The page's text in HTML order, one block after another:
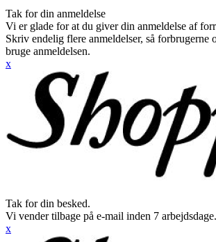
Tak for din anmeldelse
Vi er glade for at du giver din anmeldelse af
Skriv endelig flere anmeldelser, så forbrugerne
bruge anmeldelsen.
x
Tak for din besked.
Vi vender tilbage på e-mail inden 7 arbejdsdage.
x